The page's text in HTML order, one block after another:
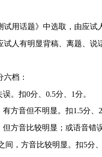
试用话题》中选取，由应
试人有明显背稿、离题、
档：
误。扣0分、0.5分、1分。
有方音但不明显。扣1.5分、
但方音比较明显；或语音错
间，方音比较明显。扣5分